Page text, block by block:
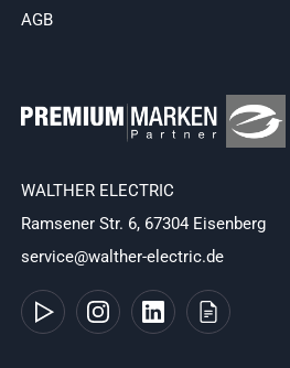
AGB
WALTHER ELECTRIC
Ramsener Str. 6, 67304 Eisenberg
service@walther-electric.de